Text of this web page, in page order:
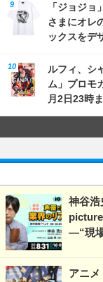
「ジョジ
さまにオレ
ックスをデ
ルフィ、シ
ム」プロモ
月2日23時ま
神谷浩
―“現
アニ